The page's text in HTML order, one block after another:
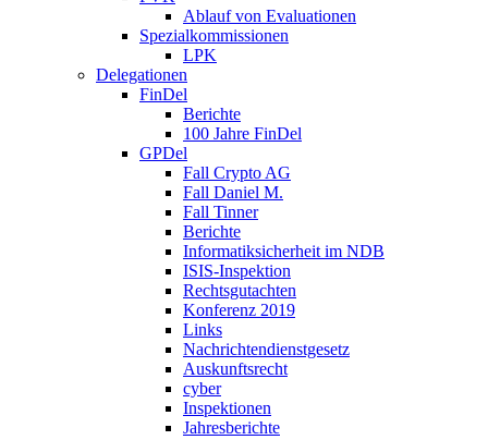
Ablauf von Evaluationen
Spezialkommissionen
LPK
Delegationen
FinDel
Berichte
100 Jahre FinDel
GPDel
Fall Crypto AG
Fall Daniel M.
Fall Tinner
Berichte
Informatiksicherheit ­im NDB
ISIS-Inspektion
Rechtsgutachten
Konferenz 2019
Links
Nachrichtendienstgesetz
Auskunftsrecht
cyber
Inspektionen
Jahresberichte